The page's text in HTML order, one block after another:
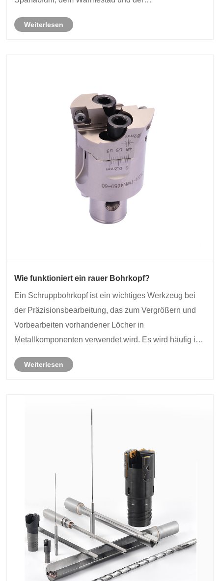
Bohrstrecken. Ein Tieflochbohrer wurde speziell für die
Weiterlesen
Wie funktioniert ein rauer Bohrkopf?
Ein Schruppbohrkopf ist ein wichtiges Werkzeug bei
der Präzisionsbearbeitung, das zum Vergrößern und
Vorbearbeiten vorhandener Löcher in
Metallkomponenten verwendet wird. Es wird häufig in
Raumfahrttechnik, dem Formenbau und der
Weiterlesen